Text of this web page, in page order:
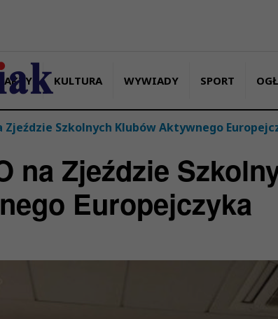
FAKTY KULTURA WYWIADY SPORT
Zjeździe Szkolnych Klubów Aktywnego
na Zjeździe
Europejczyka